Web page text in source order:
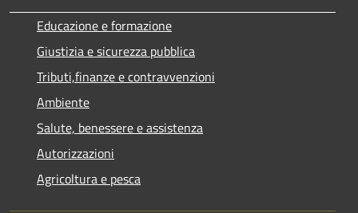
Educazione e formazione
Giustizia e sicurezza pubblica
Tributi,finanze e contravvenzioni
Ambiente
Salute, benessere e assistenza
Autorizzazioni
Agricoltura e pesca